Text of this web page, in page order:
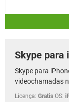
Skype para
Skype para
videochamadas
Licença: Gratis OS: